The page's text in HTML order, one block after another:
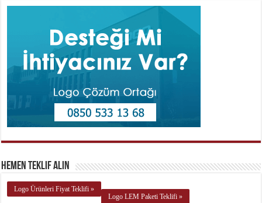
Hemen Teklif Alın
Logo Ürünleri Fiyat Teklifi »
Logo LEM Paketi Teklifi »